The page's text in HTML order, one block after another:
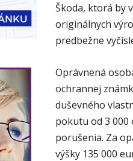
Škoda, ktorá by
originálnych
predbežne
Oprávnená
ochrannej
duševného
pokutu od 3 000
porušenia. Za
výšky 135 000